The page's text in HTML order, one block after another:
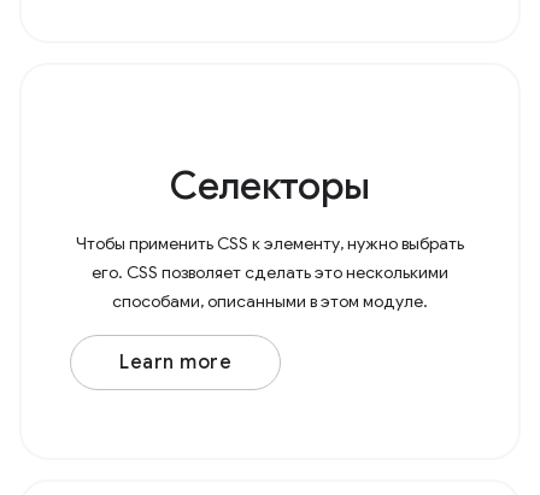
Селекторы
Чтобы применить CSS к элементу, нужно выбрать
его. CSS позволяет сделать это несколькими
способами, описанными в этом модуле.
Learn more